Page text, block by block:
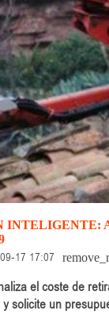
INTELIGENTE:
17 17:07
el coste de
solicite un